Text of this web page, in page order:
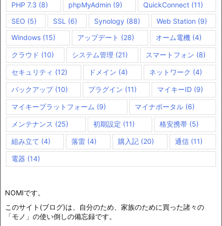
PHP 7.3 (8) phpMyAdmin (9) QuickConnect(11)
SEO (5) SSL (6) Synology (88) Web Station (9)
Windows (15) アップデート (28) オーム電機 (4)
クラウド (10) システム管理 (21) スマートフォン (8)
セキュリティ (12) ドメイン (4) ネットワーク (4)
バックアップ(10) プラグイン (11) マイキーID (9)
マイキープラットフォーム (9) マイナポータル (6)
メンテナンス (25) 初期設定 (11) 格安携帯 (5)
組み立て (4) 落雷 (4) 購入記(20) 通信(11)
電器 (14)
NOMIです。
このサイト(ブログ)は、自分のため、家族のために買った諸々の
「モノ」の使い倒しの備忘録です。